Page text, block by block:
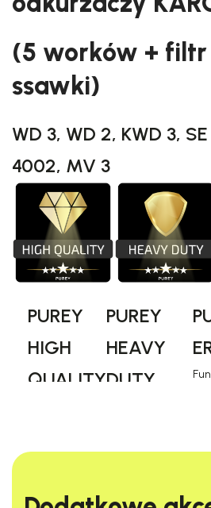
(5 worków + filtr
ssawki)
WD 3, WD 2, KWD 3,
4002, MV 3
PUREY
HIGH
QUALITY
materiałów i
wykonanie.
PUREY
HEAVY
DUTY
niezawodność.